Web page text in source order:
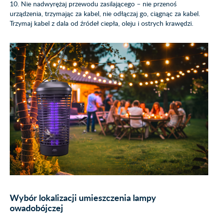
10. Nie nadwyrężaj przewodu zasilającego – nie przenoś
urządzenia, trzymając za kabel, nie odłączaj go, ciągnąc za kabel.
Trzymaj kabel z dala od źródeł ciepła, oleju i ostrych krawędzi.
Wybór lokalizacji umieszczenia lampy
owadobójczej